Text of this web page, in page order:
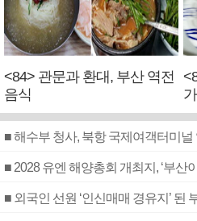
<84> 관문과 환대, 부산 역전
음식
■ 해수부 청사, 북항 국제여객터미널
■ 2028 유엔 해양총회 개최지, ‘부산
■ 외국인 선원 ‘인신매매 경유지’ 된